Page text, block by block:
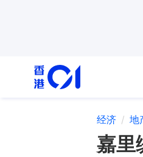
经济 地
嘉里